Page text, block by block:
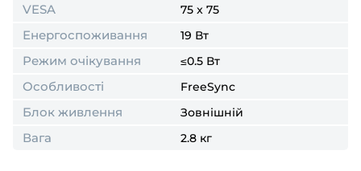
VESA 75 x 75
Енергоспоживання 19 Вт
Режим очікування ≤0.5 Вт
Особливості FreeSync
Блок живлення Зовнішній
Вага 2.8 кг